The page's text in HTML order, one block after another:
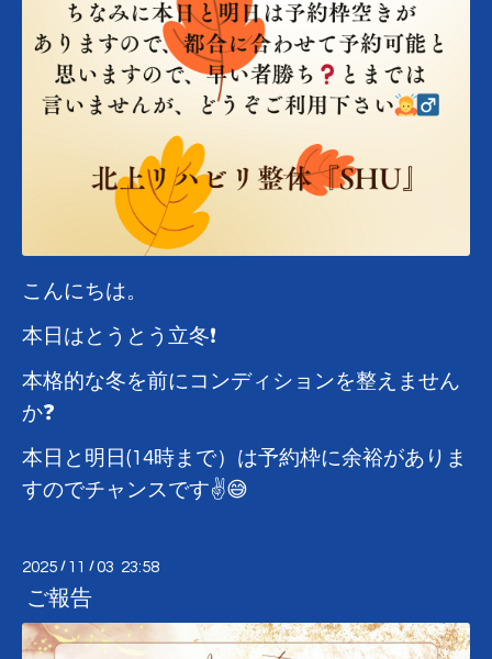
こんにちは。
本日はとうとう立冬❗
本格的な冬を前にコンディションを整えません
か❓
本日と明日(14時まで）は予約枠に余裕がありま
すのでチャンスです✌️😅
2025 / 11 /03 23:58
ご報告